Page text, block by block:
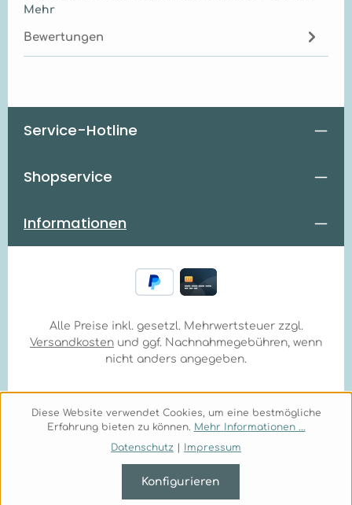
Mehr
Bewertungen
Service-Hotline
Shopservice
Informationen
Alle Preise inkl. gesetzl. Mehrwertsteuer zzgl.
Versandkosten und ggf. Nachnahmegebühren, wenn
nicht anders angegeben.
Diese Website verwendet Cookies, um eine bestmögliche
Erfahrung bieten zu können. Mehr Informationen ...
Datenschutz
Impressum
Konfigurieren